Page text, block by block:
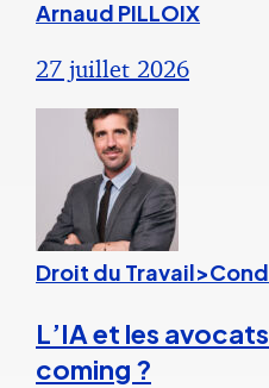
Arnaud PILLOIX
27 juillet 2026
Droit du
L’IA et les
coming ?